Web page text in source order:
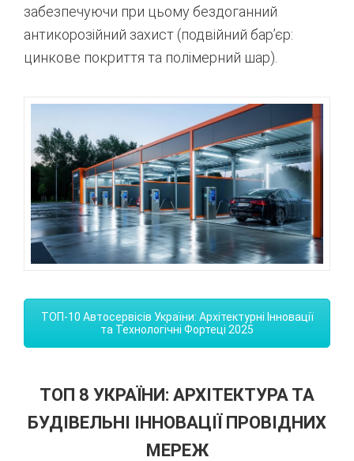
забезпечуючи при цьому бездоганний
антикорозійний захист (подвійний бар’єр:
цинкове покриття та полімерний шар).
ТОП-10 Автосервісів України: Архітектурні Інновації
та Технологічні Фортеці 2025
ТОП 8 УКРАЇНИ: АРХІТЕКТУРА ТА
БУДІВЕЛЬНІ ІННОВАЦІЇ ПРОВІДНИХ
МЕРЕЖ